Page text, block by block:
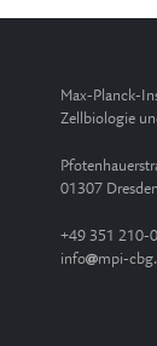
Max-Planck-
Zellbiologie
01307
+49 351 210-0
info
mpi-